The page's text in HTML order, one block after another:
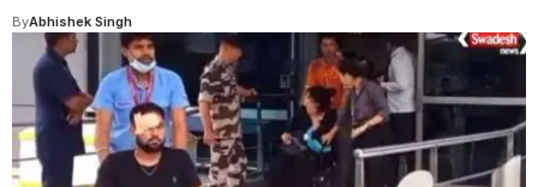
ByAbhishek Singh